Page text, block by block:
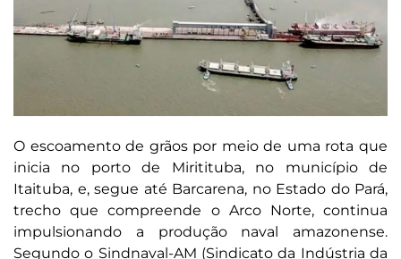
O escoamento de grãos por meio de uma rota que
inicia no porto de Miritituba, no município de
Itaituba, e, segue até Barcarena, no Estado do Pará,
trecho que compreende o Arco Norte, continua
impulsionando a produção naval amazonense.
Segundo o Sindnaval-AM (Sindicato da Indústria da